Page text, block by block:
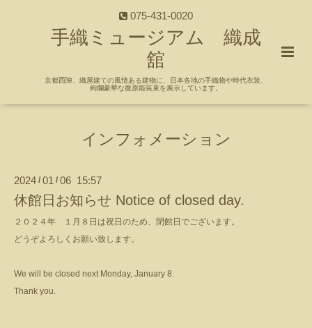
075-431-0020
手織ミュージアム 織成
舘
京都西陣、織屋建ての風情ある建物に、日本各地の手織物や時代衣装、
絢爛豪華な復原能装束を展示しています。
インフォメーション
2024 / 01 / 06 15:57
休館日お知らせ Notice of closed day.
２０２４年 １月８日は祝日のため、閉館日でございます。
どうぞよろしくお願い致します。
We will be closed next Monday, January 8.
Thank you.